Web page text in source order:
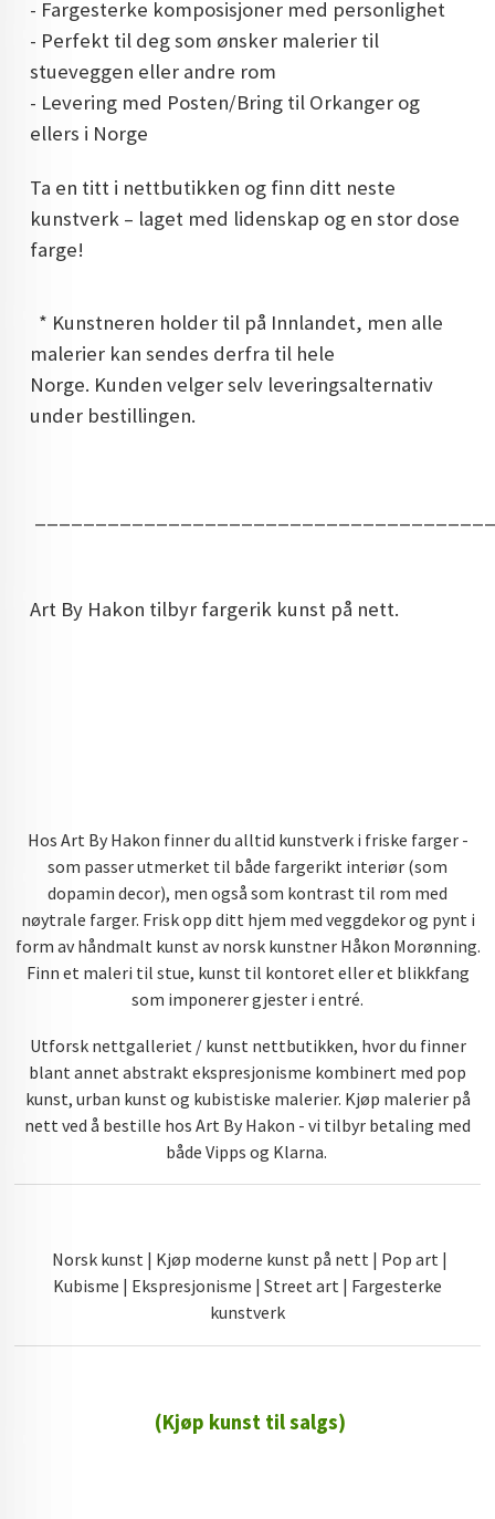
- Fargesterke komposisjoner med personlighet
- Perfekt til deg som ønsker malerier til
stueveggen eller andre rom
- Levering med Posten/Bring til Orkanger og
ellers i Norge
Ta en titt i nettbutikken og finn ditt neste
kunstverk – laget med lidenskap og en stor dose
farge!
* Kunstneren holder til på Innlandet, men alle
malerier kan sendes derfra til hele
Norge. Kunden velger selv leveringsalternativ
under bestillingen.
Art By Hakon tilbyr fargerik kunst på nett.
Hos Art By Hakon finner du alltid kunstverk i friske farger -
som passer utmerket til både fargerikt interiør (som
dopamin decor), men også som kontrast til rom med
nøytrale farger. Frisk opp ditt hjem med veggdekor og pynt i
form av håndmalt kunst av norsk kunstner Håkon Morønning.
Finn et maleri til stue, kunst til kontoret eller et blikkfang
som imponerer gjester i entré.
Utforsk nettgalleriet / kunst nettbutikken, hvor du finner
blant annet abstrakt ekspresjonisme kombinert med pop
kunst, urban kunst og kubistiske malerier. Kjøp malerier på
nett ved å bestille hos Art By Hakon - vi tilbyr betaling med
både Vipps og Klarna.
Norsk kunst | Kjøp moderne kunst på nett | Pop art |
Kubisme | Ekspresjonisme | Street art | Fargesterke
kunstverk
(Kjøp kunst til salgs)